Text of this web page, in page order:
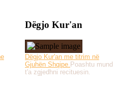
Dëgjo Kur'an
Dëgjo Kur'an me titrim në
Gjuhën Shqipe. Poashtu mund
t'a zgjedhni recituesin.